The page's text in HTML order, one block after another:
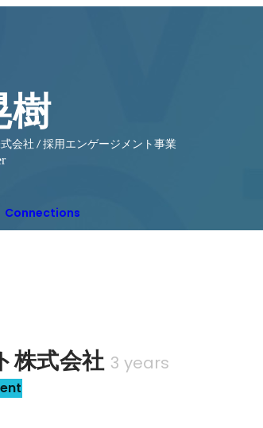
樹
会社 / 採用エンゲージメント事業
Connections
株式会社 3 years